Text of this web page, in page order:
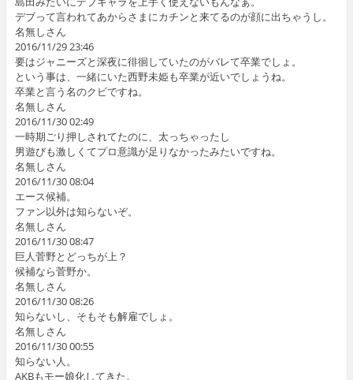
デブって言われてあからさまにカチンと来てるのが顔に出ちゃうし。
名無しさん
2016/11/29 23:46
要はジャニーズと深夜に徘徊していたのがバレて卒業でしょ。
という事は、一緒にいた西野未姫も卒業が近いでしょうね。
卒業と言う名のクビですね。
名無しさん
2016/11/30 02:49
一時期ごり押しされてたのに、太っちゃったし
男遊びも激しくてプロ意識が足りなかったみたいですね。
名無しさん
2016/11/30 08:04
エース候補。
ファン以外は知らないぞ。
名無しさん
2016/11/30 08:47
巨人菅野とどっちが上？
候補なら菅野か。
名無しさん
2016/11/30 08:26
知らないし、そもそも解雇でしょ。
名無しさん
2016/11/30 00:55
知らない人。
AKBもモー娘化してきた。